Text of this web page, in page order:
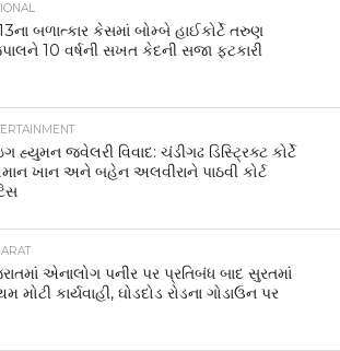
બળાત્કાર કેસમાં બોમ્બે હાઈકોર્ટે તરુણ
10 વર્ષની સખત કેદની સજા ફટકારી
હ્યુમન જ્વેલરી વિવાદ: ચંડીગઢ ડિસ્ટ્રિક્ટ કોર્ટે
ખાન અને બહેન અલવીરાને પાઠવી કોર્ટ
એનાલોગ પનીર પર પ્રતિબંધ બાદ સુરતમાં
મોટી કાર્યવાહી, ઘોડદોડ રોડના ગોડાઉન પર